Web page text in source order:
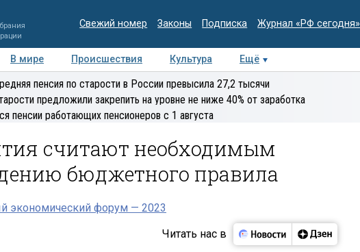
Свежий номер Законы Подписка Журнал «РФ сегодня»
В мире Происшествия Культура Ещё
Медиацентр Интервью Колумнисты
пенсия по старости в России превысила 27,2 тысячи
предложили закрепить на уровне не ниже 40% от заработка
пенсии работающих пенсионеров с 1 августа
считают необходимым
бюджетного правила
экономический форум — 2023
Читать нас в